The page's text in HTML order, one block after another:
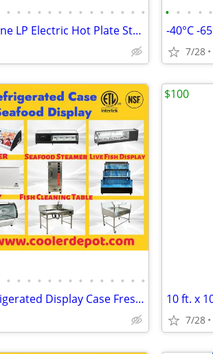
• • • • • • • • • • • • • •
Natural Gas Propane LP Electric Hot Plate Stock Pot Range
• • • • •
7/28
• • • • • • • • • • • • • •
Sushi Sashimi Refrigerated Display Case Fresh Seafood Showcase Fish Cl
7/28
$100